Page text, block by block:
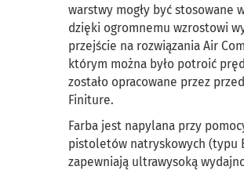
warstwy mogły być stosowane
dzięki ogromnemu wzrostowi
przejście na rozwiązania Air
którym można było potroić
zostało opracowane przez
Finiture.
Farba jest napylana przy
pistoletów natryskowych (typu
zapewniają ultrawysoką